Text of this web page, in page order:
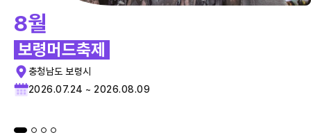
8월
보령머드축제
충청남도 보령시
2026.07.24 ~ 2026.08.09